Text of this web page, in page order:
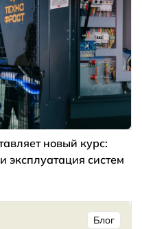
новый курс:
эксплуатация систем
Блог